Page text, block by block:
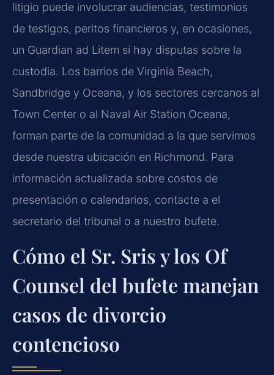
litigio puede involucrar audiencias, testimonios
de testigos, peritos financieros y, en ocasiones,
un Guardian ad Litem si hay disputas sobre la
custodia. Los barrios de Virginia Beach,
Sandbridge y Oceana, y los sectores cercanos al
Town Center o al Naval Air Station Oceana,
forman parte de la comunidad a la que servimos
desde nuestra ubicación en Richmond. Para
información actualizada sobre costos de
presentación o calendarios, contacte a el
secretario del tribunal o a nuestro bufete.
Cómo el Sr. Sris y los Of
Counsel del bufete manejan
casos de divorcio
contencioso